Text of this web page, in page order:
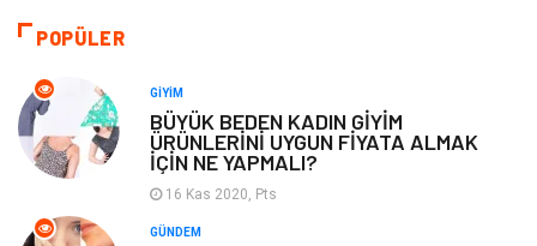
Alışveriş
Otomotiv
Eğitim Kurumları Yapı İnşaat
POPÜLER
GIYIM
BÜYÜK BEDEN KADIN GİYİM
ÜRÜNLERİNİ UYGUN FİYATA ALMAK
İÇİN NE YAPMALI?
16 Kas 2020, Pts
GÜNDEM